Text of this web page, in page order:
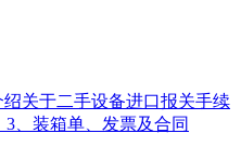
关于二手设备进口报关手续
装箱单、发票及合同